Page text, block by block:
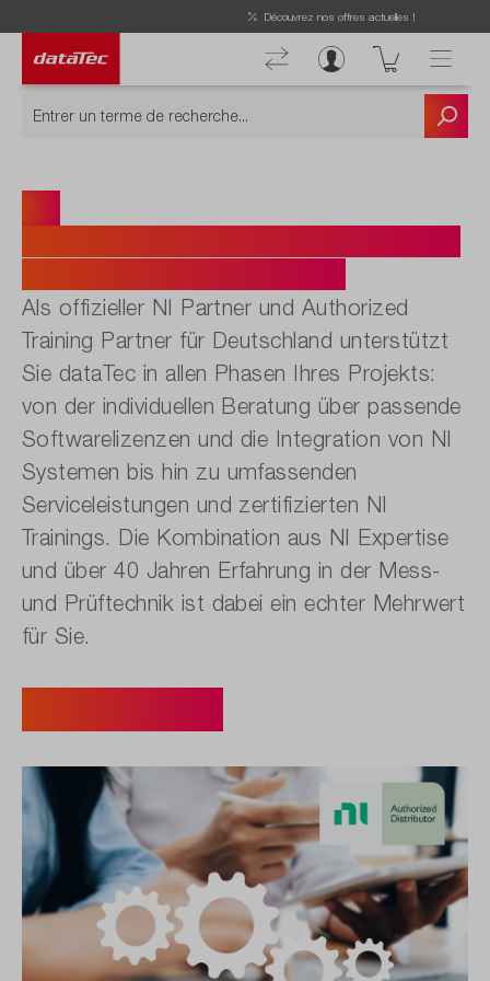
Découvrez nos offres actuelles !
Als offizieller NI Partner und Authorized
Training Partner für Deutschland unterstützt
Sie dataTec in allen Phasen Ihres Projekts:
von der individuellen Beratung über passende
Softwarelizenzen und die Integration von NI
Systemen bis hin zu umfassenden
Serviceleistungen und zertifizierten NI
Trainings. Die Kombination aus NI Expertise
und über 40 Jahren Erfahrung in der Mess-
und Prüftechnik ist dabei ein echter Mehrwert
für Sie.